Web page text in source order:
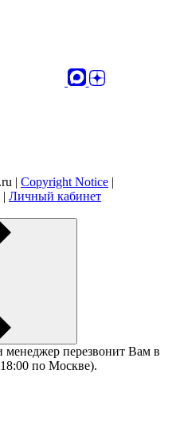
| Copyright Notice |
| Личный кабинет
перезвонит Вам в
по Москве).